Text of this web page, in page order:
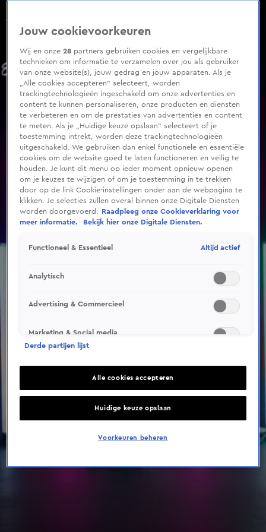
Aflevering 125, Seizoen 2025
of
Jouw cookievoorkeuren
Wij en onze28 partners gebruiken cookies en vergelijkbare
technieken om informatie te verzamelen over jou als gebruiker
van onze website(s), jouw gedrag en jouw apparaten. Als je
„Alle cookies accepteren” selecteert, worden
trackingtechnologieën ingeschakeld om onze advertenties en
content te kunnen personaliseren, onze producten en diensten
te verbeteren en om de prestaties van advertenties en content
te meten. Als je „Huidige keuze opslaan” selecteert of je
toestemming intrekt, worden deze trackingtechnologieën
uitgeschakeld. We gebruiken dan enkel functionele en essentiële
cookies om de website goed te laten functioneren en veilig te
houden. Je kunt dit menu op ieder moment opnieuw openen
om je keuzes te wijzigen of om je toestemming in te trekken
door op de link Cookie-instellingen onder aan de webpagina te
klikken. Je selecties zullen overal binnen onze Digitale Diensten
worden doorgevoerd.
Raadpleeg onze Cookieverklaring voor
meer informatie.
Bekijk hier onze Digitale Diensten.
Functioneel & Essentieel Altijd actief
Analytisch
Advertising & Commercieel
Marketing & Social media
Derde partijen lijst
Alle cookies accepteren
Huidige keuze opslaan
Voorkeuren beheren